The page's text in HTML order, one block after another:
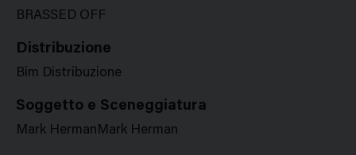
BRASSED OFF
Distribuzione
Bim Distribuzione
Soggetto e Sceneggiatura
Mark HermanMark Herman